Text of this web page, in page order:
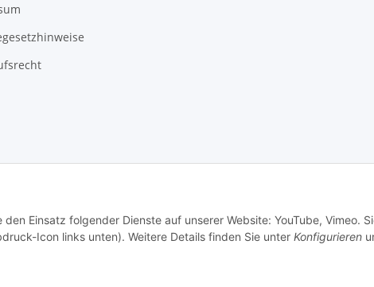
Einsatz folgender Dienste auf unserer Website: YouTube, Vimeo.
Icon links unten). Weitere Details finden Sie unter Konfigurieren